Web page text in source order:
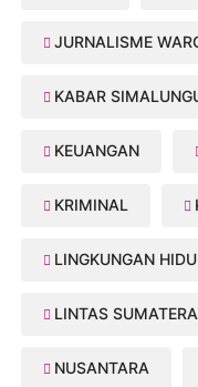
JURNALISME
KABAR
KEUANGAN
KRIMINAL
LINGKUNGAN
LINTAS SUMATERA
NUSANTARA